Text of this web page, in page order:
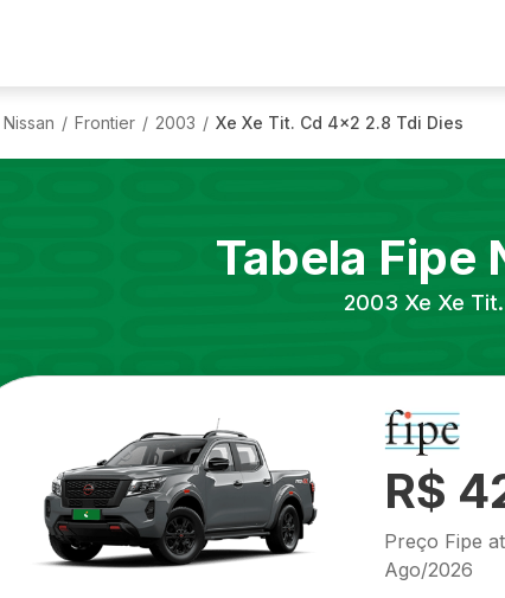
Nissan / Frontier / 2003 / Xe Xe Tit. Cd 4x2 2.8 Tdi Dies
Tabela Fipe
2003 Xe Xe
R$
Preço Fipe
Ago/2026